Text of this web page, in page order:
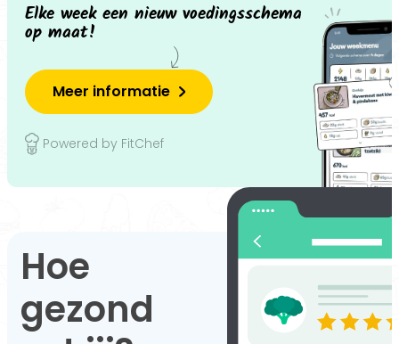
Elke week een nieuw voedingsschema
op maat!
Meer informatie
Powered by FitChef
Hoe
gezond